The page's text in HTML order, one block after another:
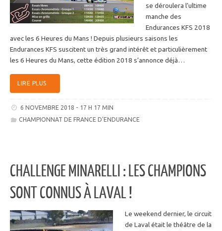
se déroulera l’ultime
manche des
Endurances KFS 2018
avec les 6 Heures du Mans ! Depuis plusieurs saisons les
Endurances KFS suscitent un très grand intérêt et particulièrement
les 6 Heures du Mans, cette édition 2018 s’annonce déjà…
LIRE PLUS
6 NOVEMBRE 2018 - 17 H 17 MIN
CHAMPIONNAT DE FRANCE D'ENDURANCE
CHALLENGE MINARELLI : LES CHAMPIONS
SONT CONNUS À LAVAL !
Le weekend dernier, le circuit
de Laval était le théâtre de la